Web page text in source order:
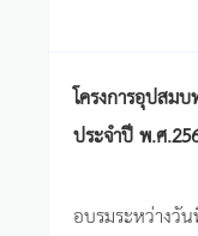
โครงการอุปสม
ประจำปี พ.ศ
อบรมระหว่างวั